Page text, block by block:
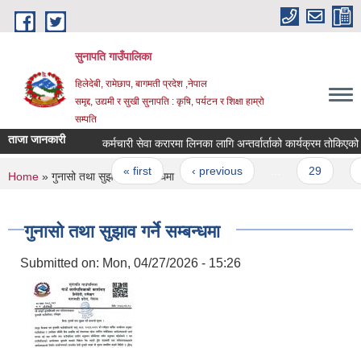
Skip to main content
सुनापति गाउँपालिका
हिलेदेबी, रामेछाप, बागमती प्रदेश ,नेपाल
समृद्द, उद्यमी र सुखी सुनापति : कृषि, पर्यटन र शिक्षा हाम्रो
सम्पति
ताजा जानकारी कर्मचारी सेवा करारमा लिनका लागि अन्तर्वार्ताको कार्यक्रम तोकिएको
Pages
« first ‹ previous
You are here
Home » गुनासो तथा सुझाव गर्ने सम्बन्धमा
गुनासो तथा सुझाव गर्ने सम्बन्धमा
Submitted on: Mon, 04/27/2026 - 15:26